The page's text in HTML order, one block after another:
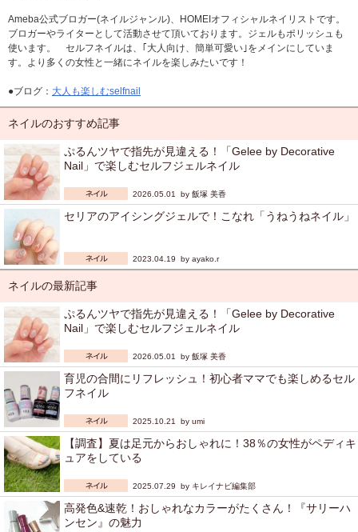
Ameba公式ブロガー(ネイルジャンル)、HOMEIオフィシャルネイリストです。
ブロガーやライターとして活動させて頂いております。ジェルもポリッシュも
使います。 セルフネイルは、｢大人向け、簡単可愛い｣をメインにしていま
す。より多くの女性と一緒にネイルを楽しみたいです！
●ブログ： 大人も楽しむselfnail
ネイルのおすすめ記事
ぷるんツヤで指先が見違える！「Gelee by Decorative
Nail」で楽しむセルフジェルネイル
2026.05.01 by 飯塚 美香
セリアのアイシングジェルで！こなれ「うねうねネイル」
2023.04.19 by ayako.r
ネイルの最新記事
ぷるんツヤで指先が見違える！「Gelee by Decorative
Nail」で楽しむセルフジェルネイル
2026.05.01 by 飯塚 美香
育児の合間にリフレッシュ！初心者ママでも楽しめるセル
フネイル
2025.10.21 by umi
【調査】夏は足元からおしゃれに！38％の女性がペディキ
ュアをしている
2025.07.29 by キレイナビ編集部
高発色&速乾！おしゃれなカラーがたくさん！『サリーハ
ンセン』の魅力